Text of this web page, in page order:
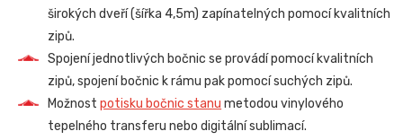
širokých dveří (šířka 4,5m) zapínatelných pomocí kvalitních
zipů.
Spojení jednotlivých bočnic se provádí pomocí kvalitních
zipů, spojení bočnic k rámu pak pomocí suchých zipů.
Možnostpotisku bočnic stanu metodou vinylového
tepelného transferu nebo digitální sublimací.